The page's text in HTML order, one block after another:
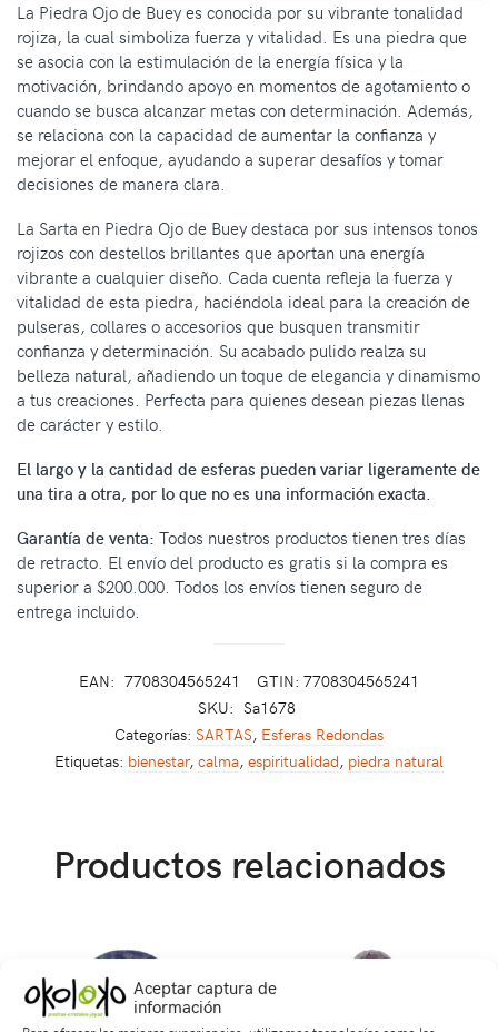
Aceptar captura de
información
La Piedra Ojo de Buey es conocida por su vibrante tonalidad
rojiza, la cual simboliza fuerza y vitalidad. Es una piedra que
se asocia con la estimulación de la energía física y la
motivación, brindando apoyo en momentos de agotamiento o
cuando se busca alcanzar metas con determinación. Además,
se relaciona con la capacidad de aumentar la confianza y
mejorar el enfoque, ayudando a superar desafíos y tomar
decisiones de manera clara.
La Sarta en Piedra Ojo de Buey destaca por sus intensos tonos
rojizos con destellos brillantes que aportan una energía
vibrante a cualquier diseño. Cada cuenta refleja la fuerza y
vitalidad de esta piedra, haciéndola ideal para la creación de
pulseras, collares o accesorios que busquen transmitir
confianza y determinación. Su acabado pulido realza su
belleza natural, añadiendo un toque de elegancia y dinamismo
a tus creaciones. Perfecta para quienes desean piezas llenas
de carácter y estilo.
El largo y la cantidad de esferas pueden variar ligeramente de
una tira a otra, por lo que no es una información exacta.
Garantía de venta: Todos nuestros productos tienen tres días
de retracto. El envío del producto es gratis si la compra es
superior a $200.000. Todos los envíos tienen seguro de
entrega incluido.
EAN: 7708304565241
GTIN: 7708304565241
SKU: Sa1678
Categorías: SARTAS, Esferas Redondas
Etiquetas: bienestar, calma, espiritualidad, piedra natural
Productos relacionados